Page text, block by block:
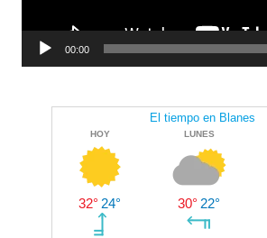
00:00